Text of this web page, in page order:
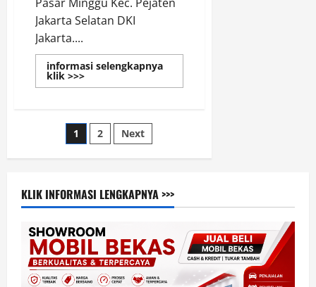
Jakarta Selatan DKI
Jakarta....
informasi selengkapnya
klik >>>Read
more
Terdekat
Pasar
Paginasi
pos
1 2 Next
KLIK INFORMASI LENGKAPNYA >>>